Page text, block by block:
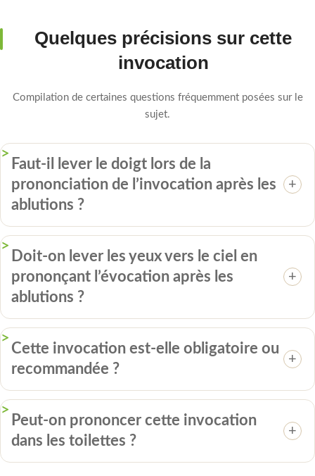
Quelques précisions sur cette
invocation
Compilation de certaines questions fréquemment posées sur le
sujet.
Faut-il lever le doigt lors de la
prononciation de l’invocation après les
ablutions ?
Doit-on lever les yeux vers le ciel en
prononçant l’évocation après les
ablutions ?
Cette invocation est-elle obligatoire ou
recommandée ?
Peut-on prononcer cette invocation
dans les toilettes ?